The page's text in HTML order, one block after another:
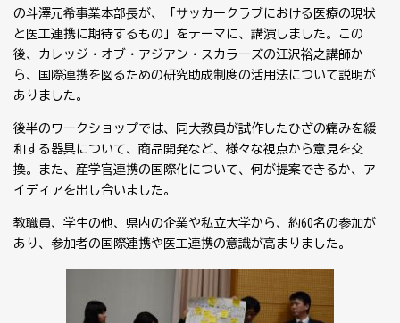
の斗澤元希事業本部長が、「サッカークラブにおける医療の現状
と医工連携に期待するもの」をテーマに、講演しました。この
後、カレッジ・オブ・アジアン・スカラーズの江沢裕之講師か
ら、国際連携を図るための研究助成制度の活用法について説明が
ありました。
後半のワークショップでは、同大教員が試作したひざの痛みを緩
和する器具について、商品開発など、様々な視点から意見を交
換。また、産学官連携の国際化について、何が提案できるか、ア
イディアを出し合いました。
教職員、学生の他、県内の企業や私立大学から、約60名の参加が
あり、参加者の国際連携や医工連携の意識が高まりました。